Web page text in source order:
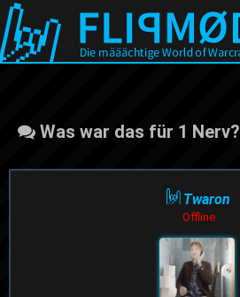
Was war das für 1 Nerv?
Twaron
Offline